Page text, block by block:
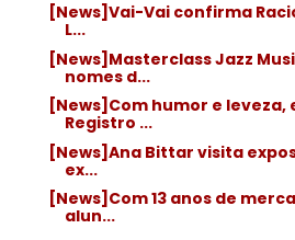
[News]Vai-Vai confirma
L...
[News]Masterclass Jazz
nomes d...
[News]Com humor e leveza,
Registro ...
[News]Ana Bittar visita
ex...
[News]Com 13 anos de
alun...